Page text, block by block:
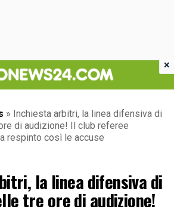
» Inchiesta arbitri, la linea difensiva di
di audizione! Il club referee
respinto così le accuse
la linea difensiva di
tre ore di audizione!
×